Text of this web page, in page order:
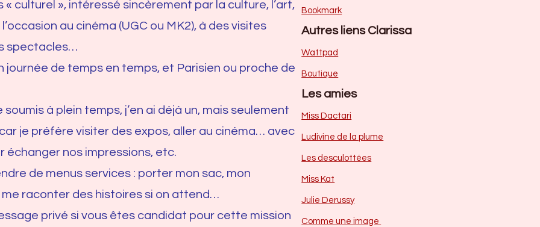
culturel », intéressé sincèrement par la culture, l’art,
au cinéma (UGC ou MK2), à des visites
spectacles…
journée de temps en temps, et Parisien ou proche de
à plein temps, j’en ai déjà un, mais seulement
je préfère visiter des expos, aller au cinéma… avec
échanger nos impressions, etc.
de menus services : porter mon sac, mon
raconter des histoires si on attend…
privé si vous êtes candidat pour cette mission
Bookmark
Autres liens Clarissa
Wattpad
Boutique
Les amies
Miss Dactari
Ludivine de la plume
Les desculottées
Miss Kat
Julie Derussy
Comme une image